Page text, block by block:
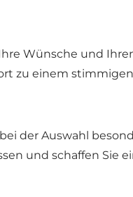
Wünsche und
zu einem
der Auswahl
und schaffen Sie